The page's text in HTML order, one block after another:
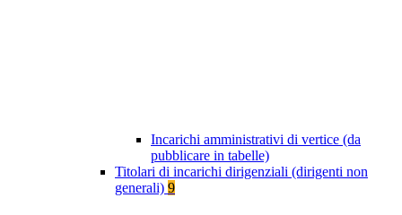
Incarichi amministrativi di vertice (da
pubblicare in tabelle)
Titolari di incarichi dirigenziali (dirigenti non
generali) 9